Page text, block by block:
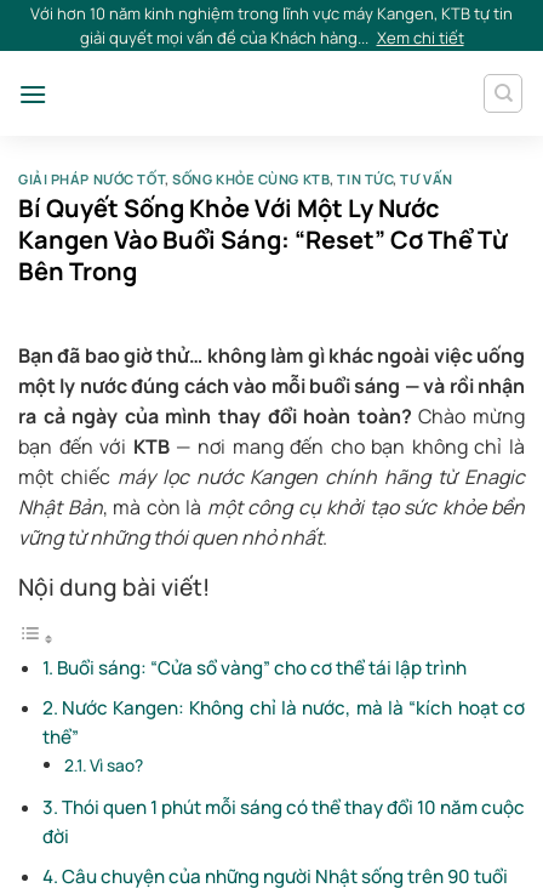
Skip
to
Với hơn 10 năm kinh nghiệm trong lĩnh vực máy Kangen, KTB tự tin
giải quyết mọi vấn đề của Khách hàng... Xem chi tiết
GIẢI PHÁP NƯỚC TỐT,SỐNG KHỎE CÙNG KTB,TIN TỨC,TƯ VẤN
Bí Quyết Sống Khỏe Với Một Ly Nước
Kangen Vào Buổi Sáng: “Reset” Cơ Thể Từ
Bên Trong
Bạn đã bao giờ thử… không làm gì khác ngoài việc uống
một ly nước đúng cách vào mỗi buổi sáng — và rồi nhận
ra cả ngày của mình thay đổi hoàn toàn?Chào mừng
bạn đến với KTB— nơi mang đến cho bạn không chỉ là
một chiếc máy lọc nước Kangen chính hãng từ Enagic
Nhật Bản, mà còn là một công cụ khởi tạo sức khỏe bền
vững từ những thói quen nhỏ nhất.
Nội dung bài viết!
Buổi sáng: “Cửa sổ vàng” cho cơ thể tái lập trình
Nước Kangen: Không chỉ là nước, mà là “kích hoạt cơ
thể”
Vì sao?
Thói quen 1 phút mỗi sáng có thể thay đổi 10 năm cuộc
đời
Câu chuyện của những người Nhật sống trên 90 tuổi